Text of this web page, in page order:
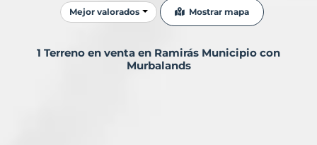
Ordenar resultados
Mejor valorados Mostrar mapa
1 Terreno en venta en Ramirás Municipio con
Murbalands